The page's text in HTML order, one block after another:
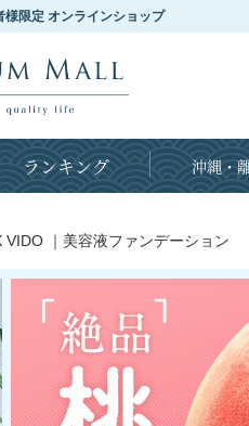
限定 オンラインショップ
ランキング 沖縄・
VIDO ｜ 美容液ファンデーション